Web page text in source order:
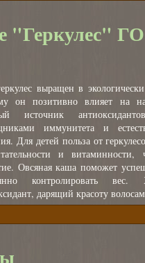
"Геркулес"
выращен в
он позитивно влияет на
источник
иммунитета и
Для детей польза от
и
Овсяная каша поможет
контролировать
дарящий красоту
ГОСТ Эндакси 1кг